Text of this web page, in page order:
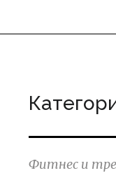
Фитнес и